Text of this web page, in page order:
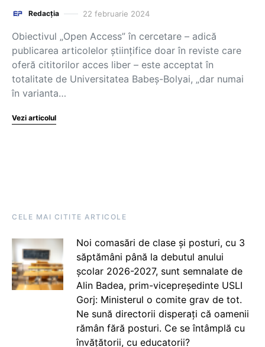
Redacția 22 februarie 2024
Obiectivul „Open Access” în cercetare – adică
publicarea articolelor științifice doar în reviste care
oferă cititorilor acces liber – este acceptat în
totalitate de Universitatea Babeș-Bolyai, „dar numai
în varianta…
Vezi articolul
CELE MAI CITITE ARTICOLE
Noi comasări de clase și posturi, cu 3
săptămâni până la debutul anului
școlar 2026-2027, sunt semnalate de
Alin Badea, prim-vicepreședinte USLI
Gorj: Ministerul o comite grav de tot.
Ne sună directorii disperați că oamenii
rămân fără posturi. Ce se întâmplă cu
învățătorii, cu educatorii?